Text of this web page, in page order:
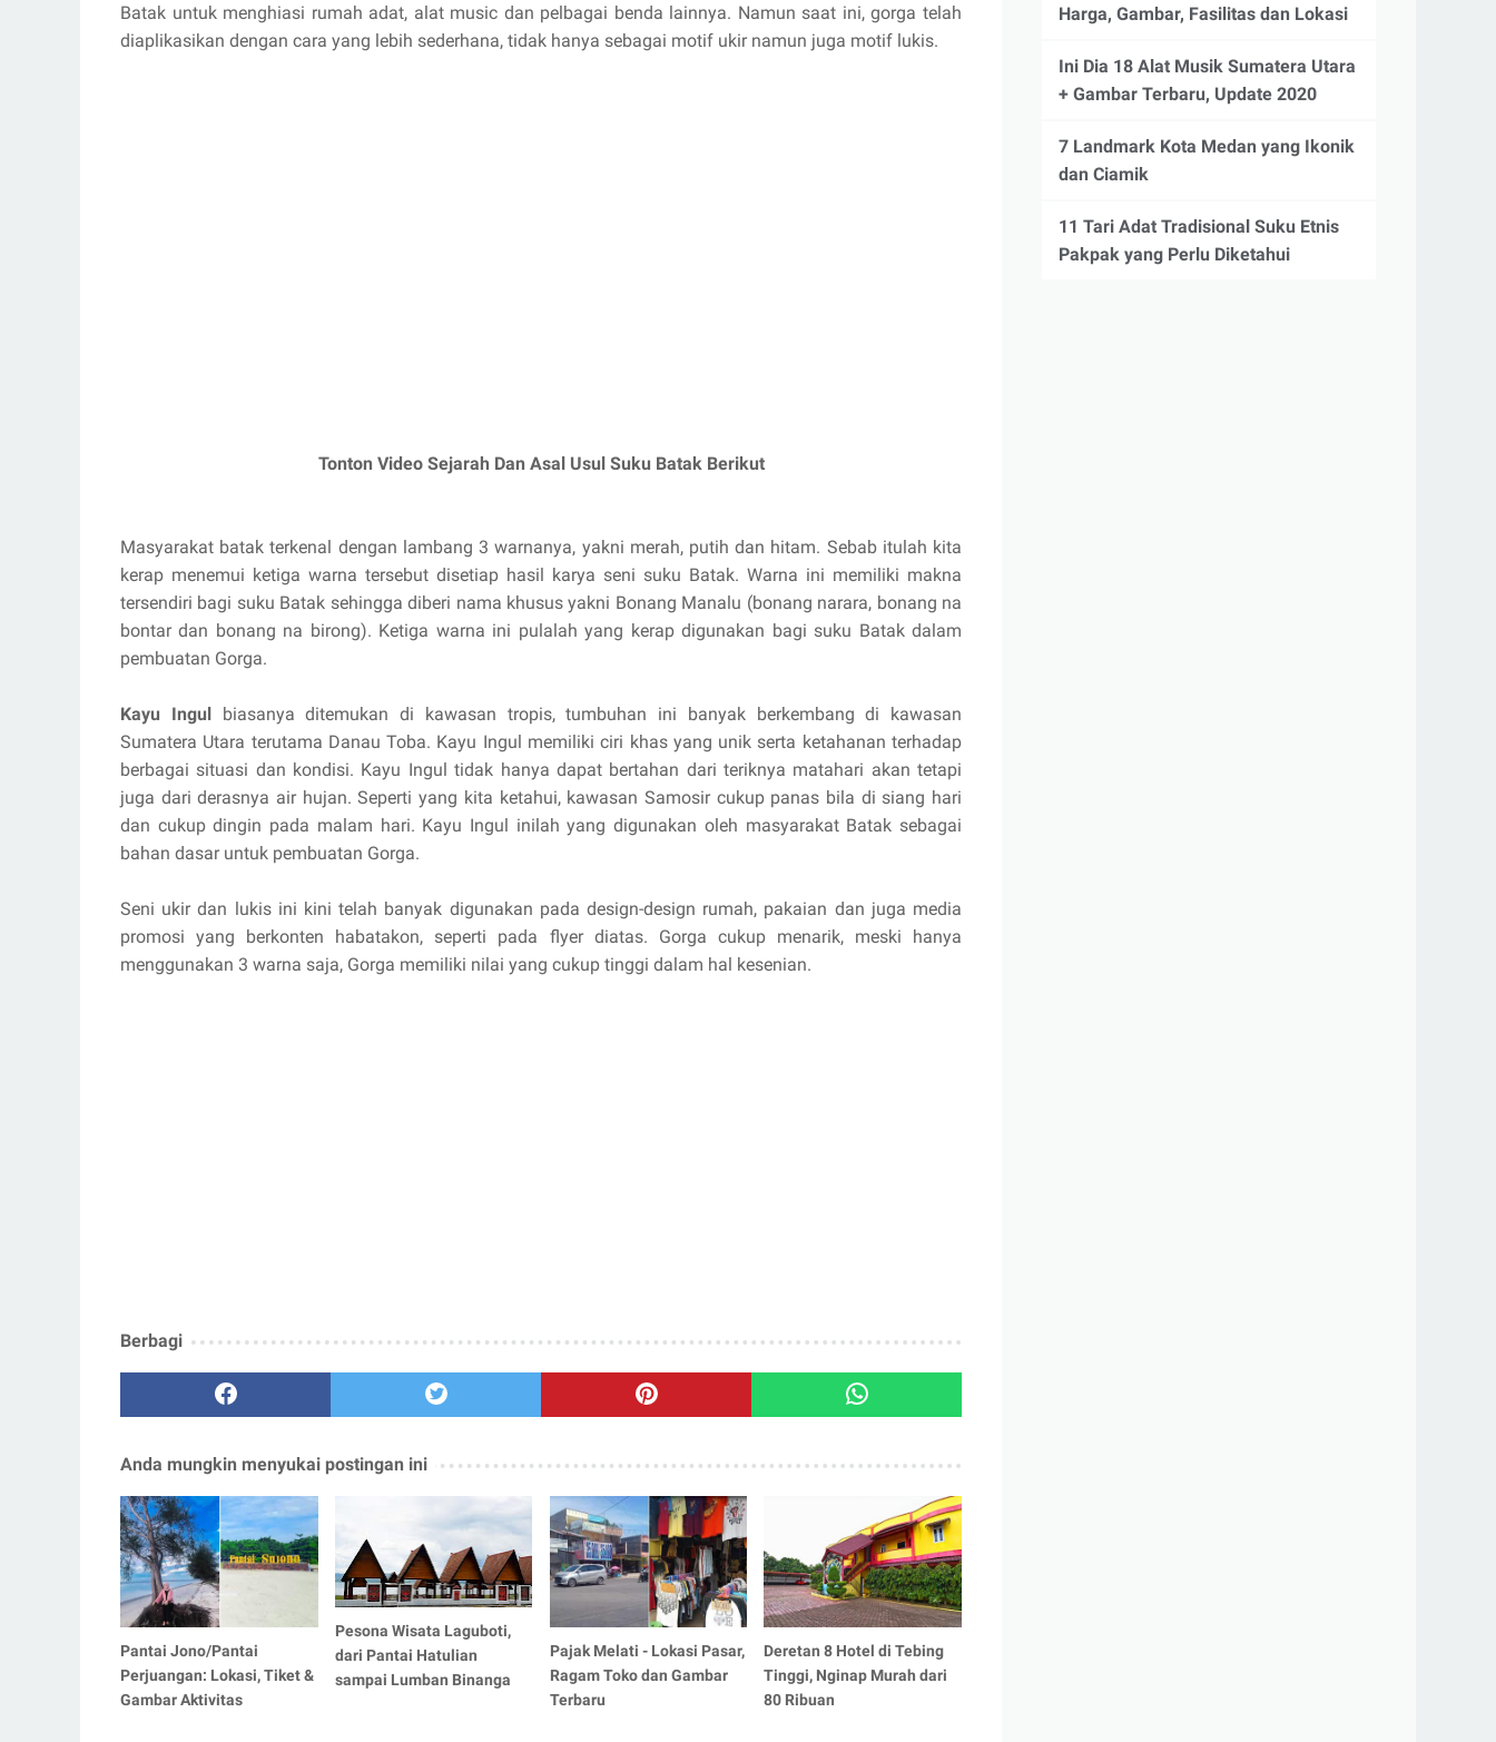
Batak untuk menghiasi rumah adat, alat music dan pelbagai benda lainnya. Namun saat ini, gorga telah
diaplikasikan dengan cara yang lebih sederhana, tidak hanya sebagai motif ukir namun juga motif lukis.
Tonton Video Sejarah Dan Asal Usul Suku Batak Berikut
Masyarakat batak terkenal dengan lambang 3 warnanya, yakni merah, putih dan hitam. Sebab itulah kita
kerap menemui ketiga warna tersebut disetiap hasil karya seni suku Batak. Warna ini memiliki makna
tersendiri bagi suku Batak sehingga diberi nama khusus yakni Bonang Manalu (bonang narara, bonang na
bontar dan bonang na birong). Ketiga warna ini pulalah yang kerap digunakan bagi suku Batak dalam
pembuatan Gorga.
Kayu Ingul
biasanya ditemukan di kawasan tropis, tumbuhan ini banyak berkembang di kawasan
Sumatera Utara terutama Danau Toba. Kayu Ingul memiliki ciri khas yang unik serta ketahanan terhadap
berbagai situasi dan kondisi. Kayu Ingul tidak hanya dapat bertahan dari teriknya matahari akan tetapi
juga dari derasnya air hujan. Seperti yang kita ketahui, kawasan Samosir cukup panas bila di siang hari
dan cukup dingin pada malam hari. Kayu Ingul inilah yang digunakan oleh masyarakat Batak sebagai
bahan dasar untuk pembuatan Gorga.
Seni ukir dan lukis ini kini telah banyak digunakan pada design-design rumah, pakaian dan juga media
promosi yang berkonten habatakon, seperti pada flyer diatas. Gorga cukup menarik, meski hanya
menggunakan 3 warna saja, Gorga memiliki nilai yang cukup tinggi dalam hal kesenian.
Berbagi
Anda mungkin menyukai postingan ini
Pantai Jono/Pantai
Perjuangan: Lokasi, Tiket &
Gambar Aktivitas
Pesona Wisata Laguboti,
dari Pantai Hatulian
sampai Lumban Binanga
Pajak Melati - Lokasi Pasar,
Ragam Toko dan Gambar
Terbaru
Deretan 8 Hotel di Tebing
Tinggi, Nginap Murah dari
80 Ribuan
Harga, Gambar, Fasilitas dan Lokasi
Ini Dia 18 Alat Musik Sumatera Utara
+ Gambar Terbaru, Update 2020
7 Landmark Kota Medan yang Ikonik
dan Ciamik
11 Tari Adat Tradisional Suku Etnis
Pakpak yang Perlu Diketahui